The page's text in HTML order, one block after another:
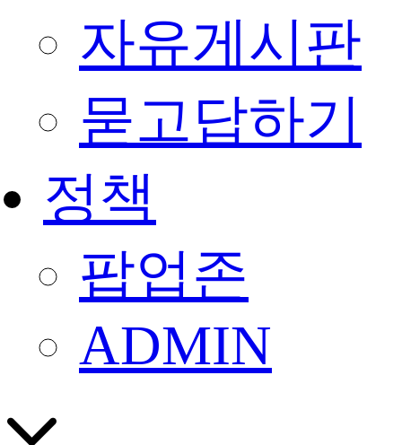
자유게시판
묻고답하기
정책
팝업존
ADMIN